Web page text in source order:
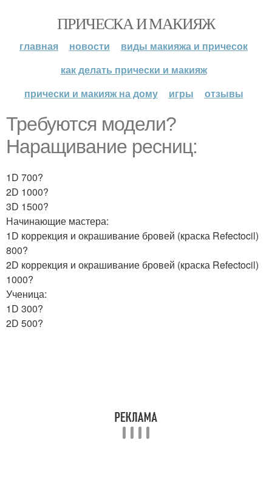
ПРИЧЕСКА И МАКИЯЖ
главная новости
виды макияжа и причесок
как делать прически и макияж
прически и макияж на дому
игры отзывы
Требуются модели?
Наращивание ресниц:
1D 700?
2D 1000?
3D 1500?
Начинающие мастера:
1D коррекция и окрашивание бровей (краска Refectocil)
800?
2D коррекция и окрашивание бровей (краска Refectocil)
1000?
Ученица:
1D 300?
2D 500?